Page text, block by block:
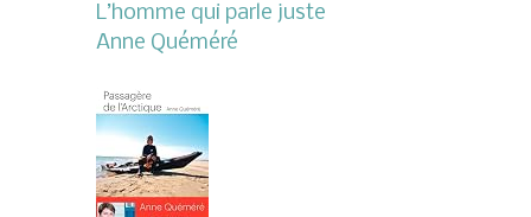
L’homme qui parle juste
Anne Quéméré